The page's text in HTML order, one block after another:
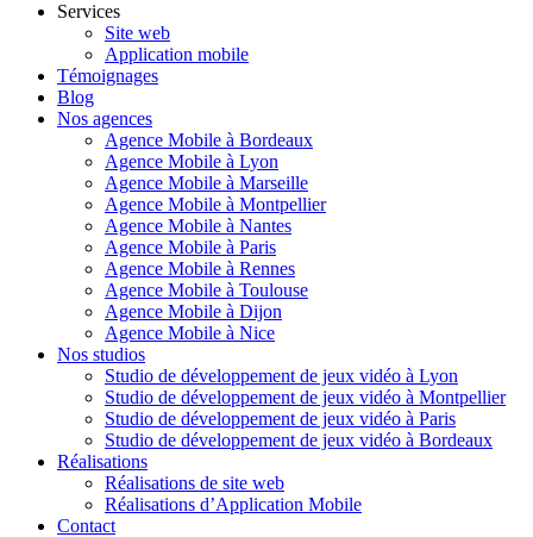
Services
Site web
Application mobile
Témoignages
Blog
Nos agences
Agence Mobile à Bordeaux
Agence Mobile à Lyon
Agence Mobile à Marseille
Agence Mobile à Montpellier
Agence Mobile à Nantes
Agence Mobile à Paris
Agence Mobile à Rennes
Agence Mobile à Toulouse
Agence Mobile à Dijon
Agence Mobile à Nice
Nos studios
Studio de développement de jeux vidéo à Lyon
Studio de développement de jeux vidéo à Montpellier
Studio de développement de jeux vidéo à Paris
Studio de développement de jeux vidéo à Bordeaux
Réalisations
Réalisations de site web
Réalisations d’Application Mobile
Contact